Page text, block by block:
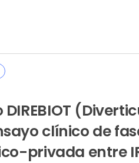
clínico de
privada entre